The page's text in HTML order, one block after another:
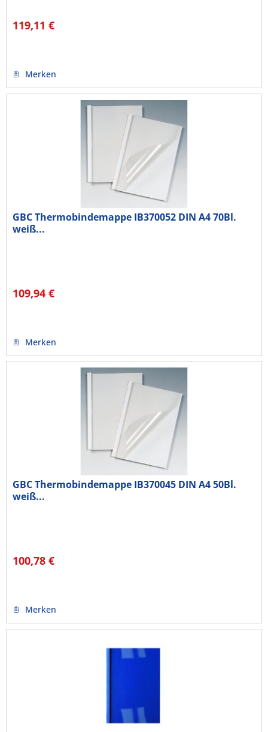
119,11 €
Merken
GBC Thermobindemappe IB370052 DIN A4 70Bl.
weiß...
109,94 €
Merken
GBC Thermobindemappe IB370045 DIN A4 50Bl.
weiß...
100,78 €
Merken